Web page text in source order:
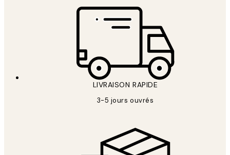
LIVRAISON RAPIDE
3-5 jours ouvrés